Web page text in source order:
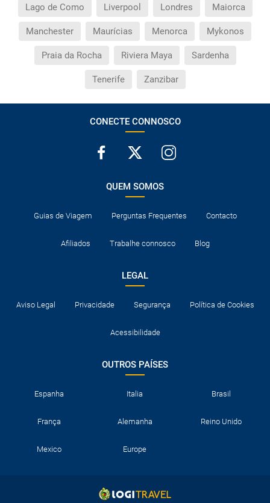
Lago de Como Liverpool Londres Maiorca
Manchester Maurícias Menorca Mykonos
Praia da Rocha Riviera Maya Sardenha
Tenerife Zanzibar
CONECTE CONNOSCO
QUEM SOMOS
Guias de Viagem Perguntas Frequentes Contacto
Afiliados Trabalhe connosco Blog
LEGAL
Aviso Legal Privacidade Segurança Política de Cookies
Acessibilidade
OUTROS PAÍSES
Espanha Italia Brasil
França Alemanha Reino Unido
Mexico Europe